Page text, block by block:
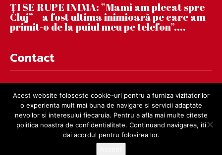
ȚI SE RUPE INIMA: ”Mami am plecat spre
Cluj” – a fost ultima inimioară pe care am
primit-o de la puiul meu pe telefon”....
Contact
Acest website foloseste cookie-uri pentru a furniza vizitatorilor
o experienta mult mai buna de navigare si servicii adaptate
nevoilor si interesului fiecaruia. Pentru a afla mai multe citeste
politica noastra de confidentialitate. Continuand navigarea, iti
dai acordul pentru folosirea lor.